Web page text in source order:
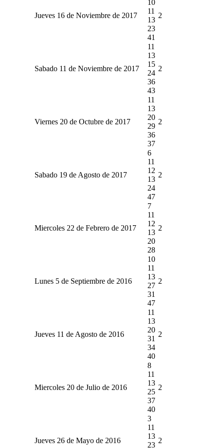
Jueves 16 de Noviembre de 2017
10
11
13
23
41
2
Sabado 11 de Noviembre de 2017
11
13
15
24
36
43
2
Viernes 20 de Octubre de 2017
11
13
20
29
36
37
2
Sabado 19 de Agosto de 2017
6
11
12
13
24
47
2
Miercoles 22 de Febrero de 2017
7
11
12
13
20
28
2
Lunes 5 de Septiembre de 2016
10
11
13
27
31
47
2
Jueves 11 de Agosto de 2016
11
13
20
31
34
40
2
Miercoles 20 de Julio de 2016
8
11
13
25
37
40
2
Jueves 26 de Mayo de 2016
3
11
13
23
2